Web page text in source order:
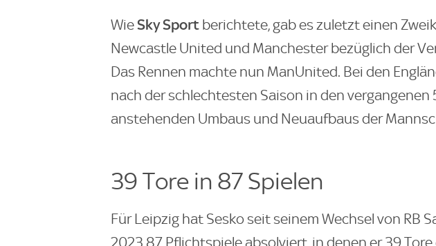
WieSky Sport berichtete, gab es zuletzt einen
Newcastle United und Manchester bezüglich der
Das Rennen machte nun ManUnited. Bei den
nach der schlechtesten Saison in den vergangenen
anstehenden Umbaus und Neuaufbaus der
39 Tore in 87 Spielen
Für Leipzig hat Sesko seit seinem Wechsel von RB
2023 87 Pflichtspiele absolviert, in denen er 39